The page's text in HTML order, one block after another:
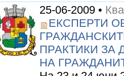
25-06-2009 •
ЕКСПЕРТИ
ПРАКТИКИ ЗА
НА